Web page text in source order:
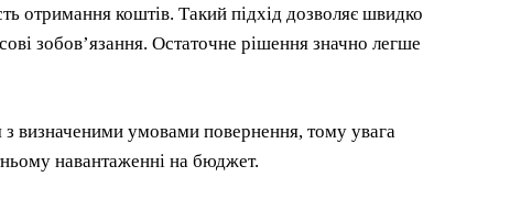
отримання коштів. Такий підхід дозволяє швидко
зобов’язання. Остаточне рішення значно легше
визначеними умовами повернення, тому увага
навантаженні на бюджет.